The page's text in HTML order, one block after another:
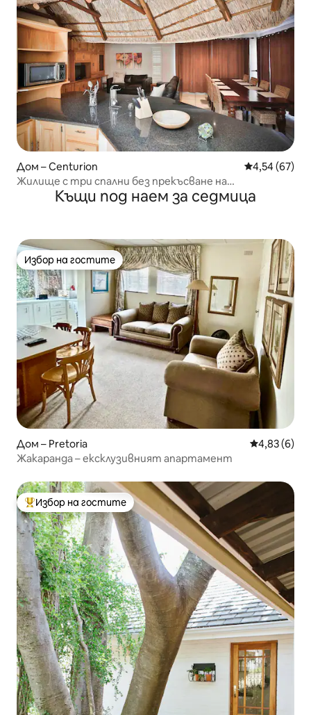
Дом – Centurion Средна
4,54 (67)
Жилище с три спални без прекъсване на
електрозахранването
Къщи под наем за седмица
Избор на гостите
Избор на гостите
Дом – Pretoria Средна
4,83 (6)
Жакаранда – ексклузивният апартамент
Най-популярен избор на гостите
Избор на гостите